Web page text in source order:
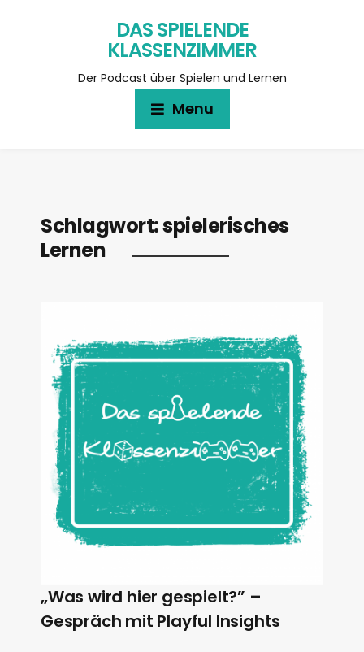
DAS SPIELENDE
KLASSENZIMMER
Der Podcast über Spielen und Lernen
Menu
Schlagwort:spielerisches
Lernen
„Was wird hier gespielt?” –
Gespräch mit Playful Insights